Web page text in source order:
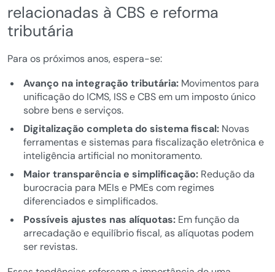
relacionadas à CBS e reforma
tributária
Para os próximos anos, espera-se:
Avanço na integração tributária:Movimentos para
unificação do ICMS, ISS e CBS em um imposto único
sobre bens e serviços.
Digitalização completa do sistema fiscal:Novas
ferramentas e sistemas para fiscalização eletrônica e
inteligência artificial no monitoramento.
Maior transparência e simplificação:Redução da
burocracia para MEIs e PMEs com regimes
diferenciados e simplificados.
Possíveis ajustes nas alíquotas:Em função da
arrecadação e equilíbrio fiscal, as alíquotas podem
ser revistas.